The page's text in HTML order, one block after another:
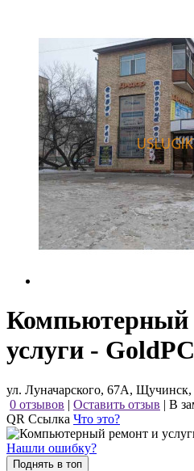
Компьютерный
услуги - GoldPC
ул. Луначарского, 67А, Щучинск,
0 отзывов | Оставить отзыв | В
QR Ссылка Что это?
Нашли ошибку?
Поднять в топ